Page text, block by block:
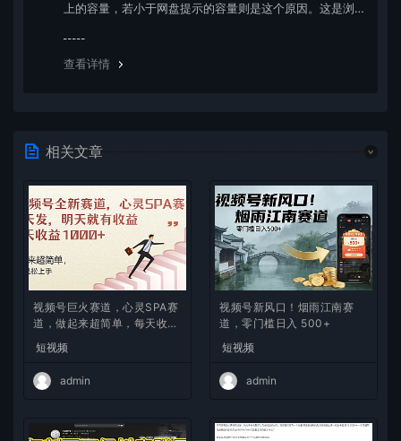
上的容量，若小于网盘提示的容量则是这个原因。这是浏
查看详情
相关文章
视频号巨火赛道，心灵SPA赛
道，做起来超简单，每天收益
800+
短视频
admin
视频号新风口！烟雨江南赛
道，零门槛日入 500+
短视频
admin